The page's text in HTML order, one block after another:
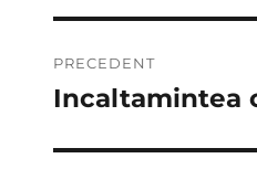
în
PRECEDENT
Articolul
Incaltamintea